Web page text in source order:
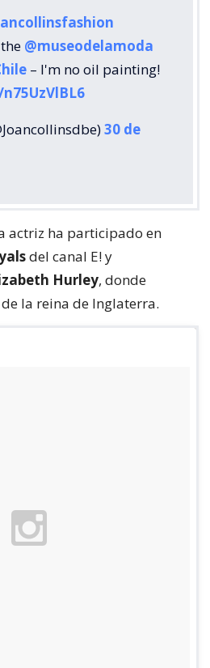
@museodelamoda
– I'm no oil painting!
30 de
actriz ha participado en
del canal E! y
Hurley, donde
la reina de Inglaterra.